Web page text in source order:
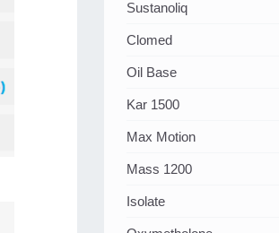
Sustanoliq
Clomed
Oil Base
Kar 1500
Max Motion
Mass 1200
Isolate